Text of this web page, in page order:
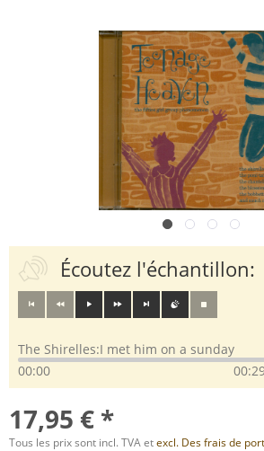
Écoutez l'échantillon:
The Shirelles:I met him on a sunday
00:00
17,95 € *
Tous les prix sont incl. TVA etexcl. Des frais de